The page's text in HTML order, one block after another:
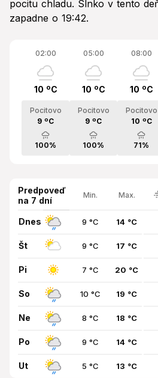
pocitu chladu. Slnko v tento
zapadne o 19:42.
02:00
10 ºC
Pocitovo
9 ºC
100%
05:00
10 ºC
Pocitovo
9 ºC
100%
08:00
10 ºC
Pocitovo
10 ºC
71%
Predpoveď
na 7 dní
Min. Max.
Dnes 9 °C 14 °C
Št 9 °C 17 °C
Pi 7 °C 20 °C
So 10 °C 19 °C
Ne 8 °C 18 °C
Po 9 °C 14 °C
Ut 5 °C 13 °C